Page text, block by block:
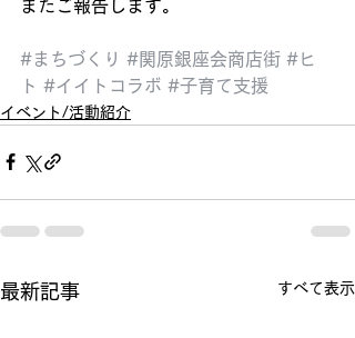
またご報告します。
#まちづくり #関原銀座会商店街 #ヒ
ト #イイトコラボ #子育て支援
イベント/活動紹介
最新記事 すべて表示